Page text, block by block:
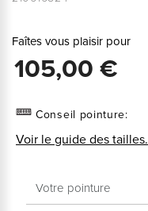
Faîtes vous plaisir pour
105,00 €
Conseil pointure:
Voir le guide des tailles.